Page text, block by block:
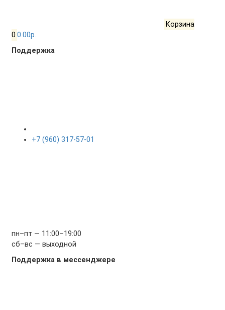
Корзина
0 0.00р.
Поддержка
+7 (960) 317-57-01
пн–пт — 11:00–19:00
сб–вс — выходной
Поддержка в мессенджере